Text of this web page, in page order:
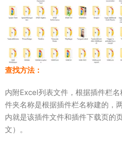
查找方法：
内附Excel列表文件，根据插件栏
件夹名称是根据插件栏名称建的，
内就是该插件文件和插件下载页的
文）。